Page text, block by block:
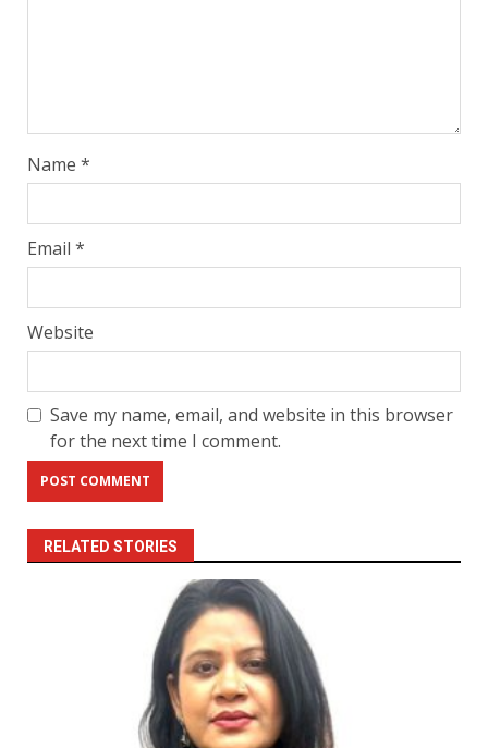
Name *
Email *
Website
Save my name, email, and website in this browser
for the next time I comment.
RELATED STORIES